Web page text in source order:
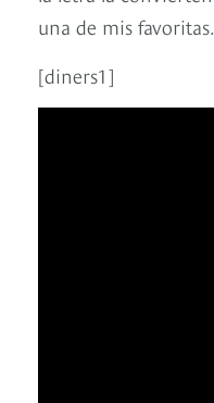
una de mis favoritas.
[diners1]